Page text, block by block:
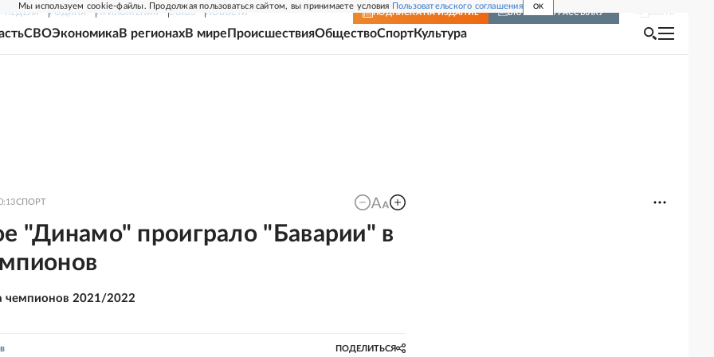
Мы используем cookie-файлы. Продолжая пользоваться сайтом, вы принимаете условия Пользовательского соглашения OK
НЕДЕЛЯ РОДИНА ПРИЛОЖЕНИЯ СОЮЗ НОВОСТИ ПОДПИСКА НА ИЗДАНИЕ ВКЛЮЧИТЬ РАССЫЛКУ
СВОЭкономикаВ регионахВ мире ПроисшествияОбществоСпортКультура
СПОРТ
"Динамо" проиграло "Баварии" в
чемпионов 2021/2022
ПОДЕЛИТЬСЯ